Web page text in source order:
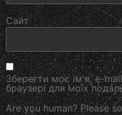
Сайт
Зберегти моє ім'я, e-
браузері для моїх
Are you human? Please